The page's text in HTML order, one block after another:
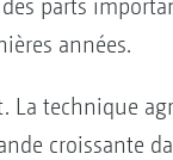
parts
années.
La technique
croissante